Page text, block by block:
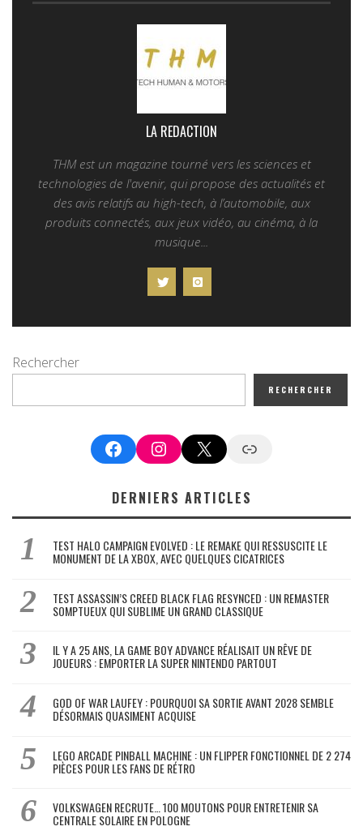
LA REDACTION
THM est un magazine tourné vers les sciences et
technologies de l'avenir, qui propose des actualités et
des avis relatifs au high-tech, à l’automobile, aux
produits connectés, aux jeux vidéo, au cinéma, à la
musique...
Rechercher
RECHERCHER
FacebookInstagram
X Google News
DERNIERS ARTICLES
TEST HALO CAMPAIGN EVOLVED : LE REMAKE QUI RESSUSCITE LE
MONUMENT DE LA XBOX, AVEC QUELQUES CICATRICES
TEST ASSASSIN’S CREED BLACK FLAG RESYNCED : UN REMASTER
SOMPTUEUX QUI SUBLIME UN GRAND CLASSIQUE
IL Y A 25 ANS, LA GAME BOY ADVANCE RÉALISAIT UN RÊVE DE
JOUEURS : EMPORTER LA SUPER NINTENDO PARTOUT
GOD OF WAR LAUFEY : POURQUOI SA SORTIE AVANT 2028 SEMBLE
DÉSORMAIS QUASIMENT ACQUISE
LEGO ARCADE PINBALL MACHINE : UN FLIPPER FONCTIONNEL DE 2 274
PIÈCES POUR LES FANS DE RÉTRO
VOLKSWAGEN RECRUTE… 100 MOUTONS POUR ENTRETENIR SA
CENTRALE SOLAIRE EN POLOGNE